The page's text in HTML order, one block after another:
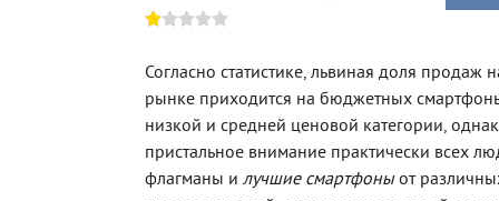
Согласно статистике, львиная доля продаж
рынке приходится на бюджетных
низкой и средней ценовой категории,
пристальное внимание практически всех
флагманы и лучшие смартфоныот